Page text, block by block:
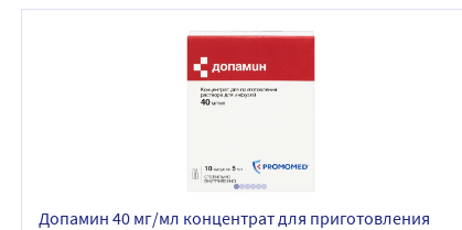
Допамин 40 мг/мл концентрат для приготовления